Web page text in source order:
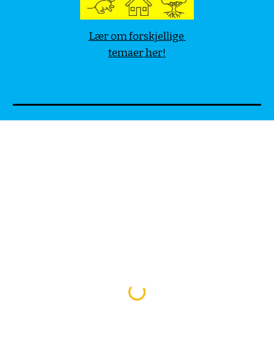
Lær om forskjellige
temaer her!